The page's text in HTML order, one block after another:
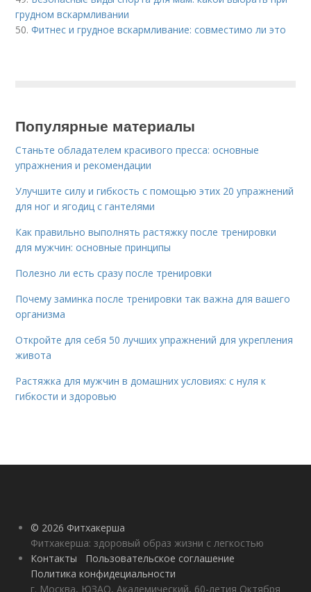
грудном вскармливании
50.Фитнес и грудное вскармливание: совместимо ли это
Популярные материалы
Станьте обладателем красивого пресса: основные
упражнения и рекомендации
Улучшите силу и гибкость с помощью этих 20 упражнений
для ног и ягодиц с гантелями
Как правильно выполнять растяжку после тренировки
для мужчин: основные принципы
Полезно ли есть сразу после тренировки
Почему заминка после тренировки так важна для вашего
организма
Откройте для себя 50 лучших упражнений для укрепления
живота
Растяжка для мужчин в домашних условиях: с нуля к
гибкости и здоровью
© 2026 Фитхакерша
Фитхакерша: здоровый образ жизни с легкостью
Контакты
Пользовательское соглашение
Политика конфидециальности
г. Москва, ЮЗАО, Академический, 60-летия Октября